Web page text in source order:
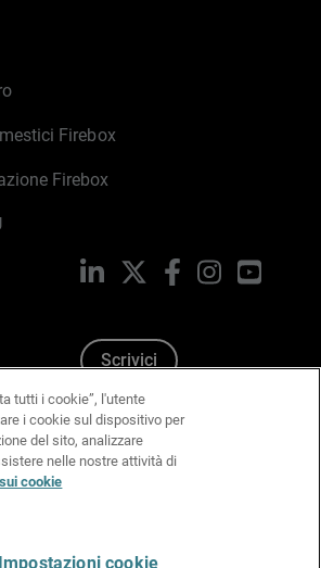
Firebox
Firebox
LinkedIn FacebookInstagram
Scrivici
tutti i cookie”, l'utente
i cookie sul dispositivo per
del sito, analizzare
nelle nostre attività di
cookie
Impostazioni cookie